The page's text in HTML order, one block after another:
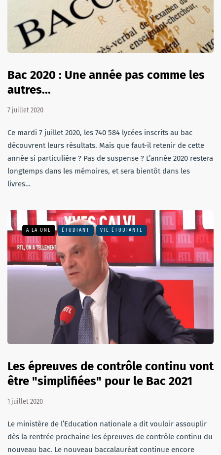
Bac 2020 : Une année pas comme les
autres...
7 juillet 2020
Ce mardi 7 juillet 2020, les 740 584 lycées inscrits au bac
découvrent leurs résultats. Mais que faut-il retenir de cette
année si particulière ? Pas de suspense ? L’année 2020 restera
longtemps dans les mémoires, et sera bientôt dans les
livres…
A LA UNE ÉTUDIANT VIE ÉTUDIANTE
Les épreuves de contrôle continu vont
être "simplifiées" pour le Bac 2021
1 juillet 2020
Le ministère de l’Education nationale a dit vouloir assouplir
dès la rentrée prochaine les épreuves de contrôle continu du
nouveau bac. Le nouveau baccalauréat continue encore